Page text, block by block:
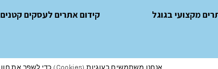
מקצועי בגוגל קידום אתרים לעסקים קטנים
אנחנו משתמשים בעוגיות (cookies) כדי לשפר את חוויית הגלישה, להציג הצעות ומודעות מותאמות ועוד כמפורט